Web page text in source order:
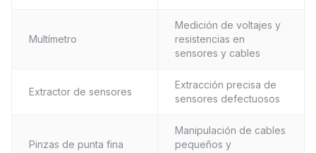
Multímetro
Medición de voltajes y
resistencias en
sensores y cables
Extractor de sensores
Extracción precisa de
sensores defectuosos
Pinzas de punta fina
Manipulación de cables
pequeños y